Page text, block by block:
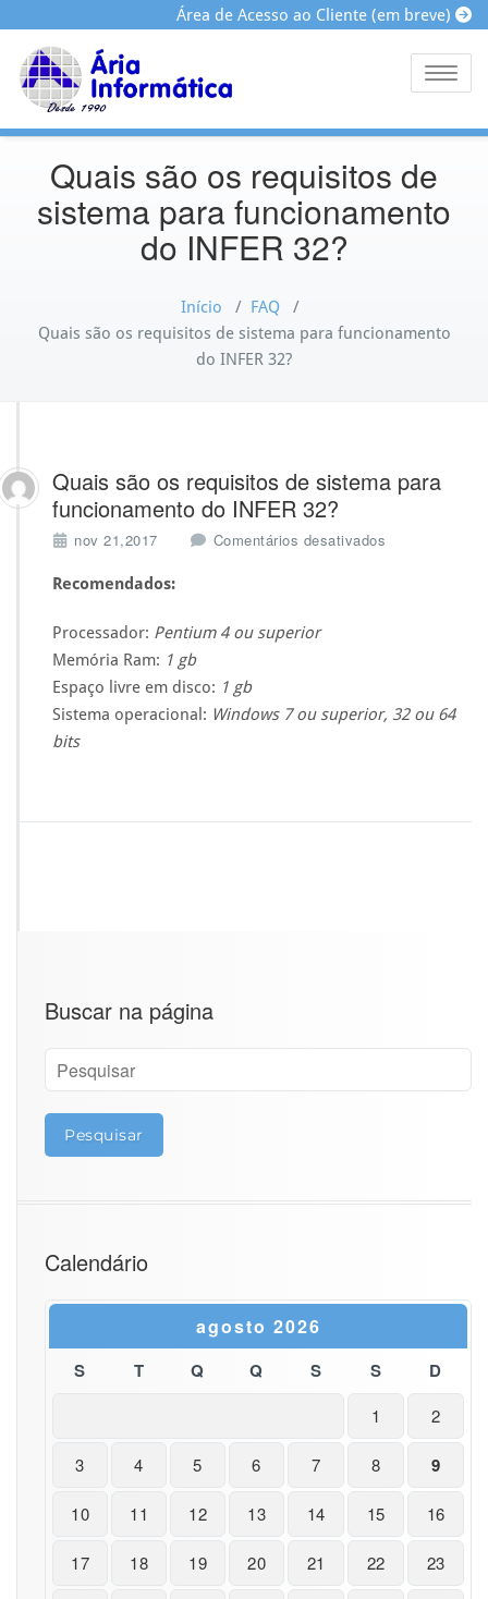
Área de Acesso ao Cliente (em breve)
Quais são os requisitos de
sistema para funcionamento
do INFER 32?
Início / FAQ/
Quais são os requisitos de sistema para funcionamento
do INFER 32?
Quais são os requisitos de sistema para
funcionamento do INFER 32?
nov 21,2017 Comentários desativados
ã
e
f
n
i
e
t
d
Recomendados:
Processador: Pentium 4 ou superior
Memória Ram: 1 gb
Espaço livre em disco: 1 gb
Sistema operacional: Windows 7 ou superior, 32 ou 64
bits
Buscar na página
Calendário
agosto 2026
S T Q Q S S D
1 2
3 4 5 6 7 8 9
10 11 12 13 14 15 16
17 18 19 20 21 22 23